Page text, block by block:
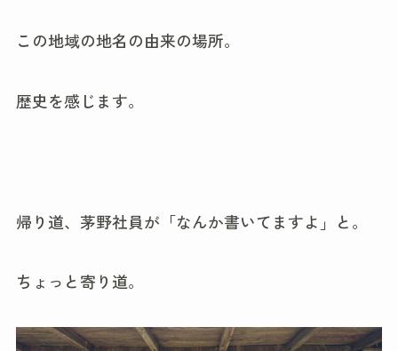
この地域の地名の由来の場所。
歴史を感じます。
帰り道、茅野社員が「なんか書いてますよ」と。
ちょっと寄り道。